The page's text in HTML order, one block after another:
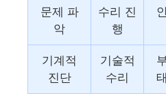
문제 파
악
수리 진
행
기계적
진단
기술적
수리